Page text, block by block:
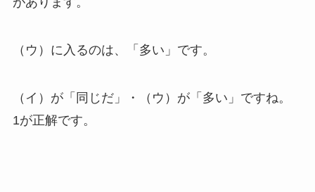
（ウ）に入るのは、「多い」です。
（イ）が「同じだ」・（ウ）が「多い」ですね。
1が正解です。